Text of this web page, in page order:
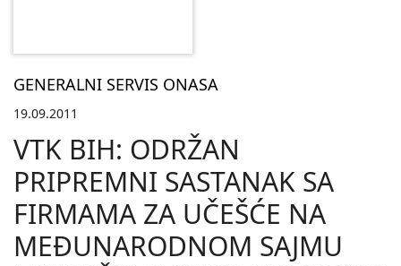
GENERALNI SERVIS ONASA
19.09.2011
VTK BIH: ODRŽAN
PRIPREMNI SASTANAK SA
FIRMAMA ZA UČEŠĆE NA
MEĐUNARODNOM SAJMU